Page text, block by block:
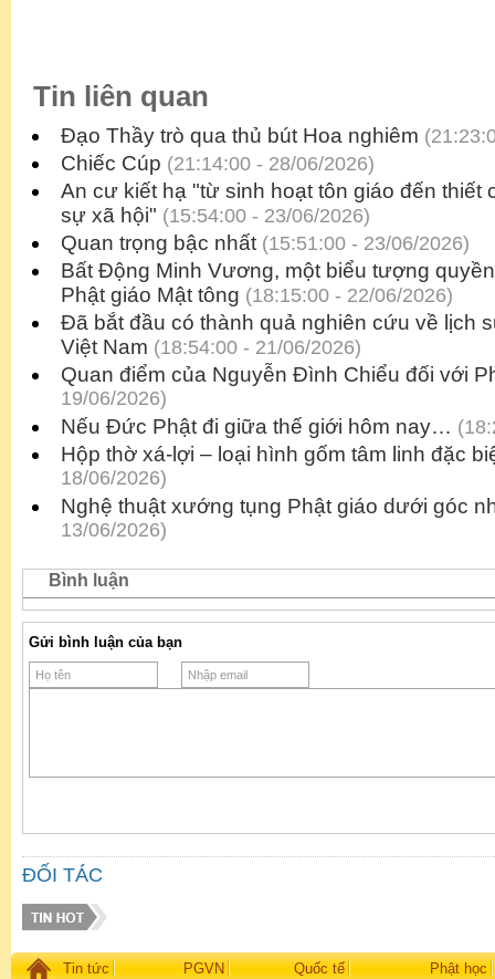
Tin liên quan
Đạo Thầy trò qua thủ bút Hoa nghiêm
Chiếc Cúp (21:14:00 - 28/06/2026)
An cư kiết hạ "từ sinh hoạt tôn giáo đến thiết
sự xã hội" (15:54:00 - 23/06/2026)
Quan trọng bậc nhất (15:51:00 - 23/06/2026)
Bất Động Minh Vương, một biểu tượng
Phật giáo Mật tông (18:15:00 - 22/06/2026)
Đã bắt đầu có thành quả nghiên cứu về lịch
Việt Nam (18:54:00 - 21/06/2026)
Quan điểm của Nguyễn Đình Chiểu đối với
19/06/2026)
Nếu Đức Phật đi giữa thế giới hôm nay…
Hộp thờ xá-lợi – loại hình gốm tâm linh đặc
18/06/2026)
Nghệ thuật xướng tụng Phật giáo dưới góc
13/06/2026)
Bình luận
Gửi bình luận của bạn
ĐỐI TÁC
Tin tức PGVN Quốc tế
Phật học